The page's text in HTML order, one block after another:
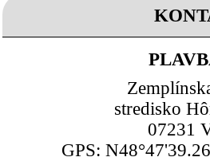
stredisko
07231
GPS: